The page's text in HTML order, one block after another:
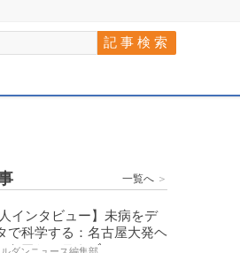
一覧へ ＞
インタビュー】未病をデ
で科学する：名古屋大発ヘ
ケアシステムズの…